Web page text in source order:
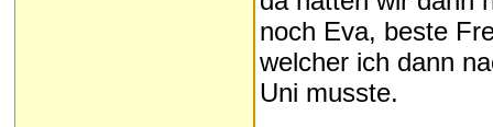
noch Eva, beste
welcher ich dann
Uni musste.